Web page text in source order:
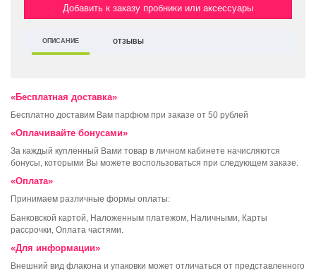
Добавить к заказу пробники или аксессуары
ОПИСАНИЕ ОТЗЫВЫ
«Бесплатная доставка»
Бесплатно доставим Вам парфюм при заказе от 50 рублей
«Оплачивайте бонусами»
За каждый купленный Вами товар в личном кабинете начисляются
бонусы, которыми Вы можете воспользоваться при следующем заказе.
«Оплата»
Принимаем различные формы оплаты:
Банковской картой, Наложенным платежом, Наличными, Карты
рассрочки, Оплата частями.
«Для информации»
Внешний вид флакона и упаковки может отличаться от представленного